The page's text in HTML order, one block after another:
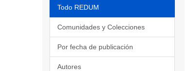
Todo REDUM
Comunidades y Colecciones
Por fecha de publicación
Autores